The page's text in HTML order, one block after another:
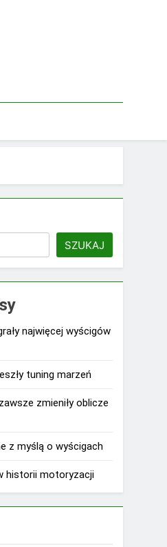
SZUKAJ
najwięcej wyścigów
tuning marzeń
zmieniły oblicze
z myślą o wyścigach
historii motoryzacji